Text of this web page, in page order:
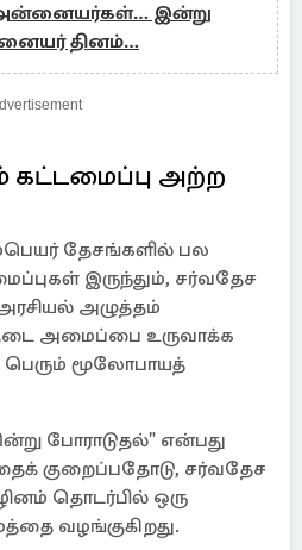
இன்று
தினம்…
கட்டமைப்பு அற்ற
தேசங்களில் பல
இருந்தும், சர்வதேச
அழுத்தம்
அமைப்பை உருவாக்க
பெரும் மூலோபாயத்
போராடுதல்" என்பது
குறைப்பதோடு, சர்வதேச
தொடர்பில் ஒரு
வழங்குகிறது.